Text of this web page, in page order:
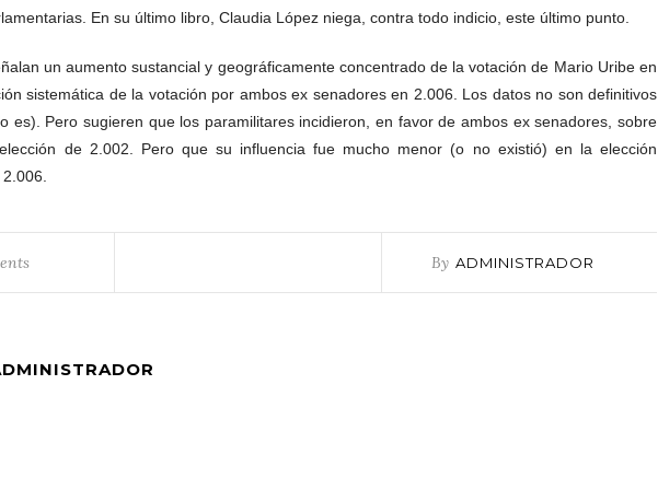
En su último libro, Claudia López niega, contra todo indicio, este último punto.
un aumento sustancial y geográficamente concentrado de la votación de Mario Uribe en
sistemática de la votación por ambos ex senadores en 2.006. Los datos no son definitivos
es). Pero sugieren que los paramilitares incidieron, en favor de ambos ex senadores, sobre
de 2.002. Pero que su influencia fue mucho menor (o no existió) en la elección
By ADMINISTRADOR